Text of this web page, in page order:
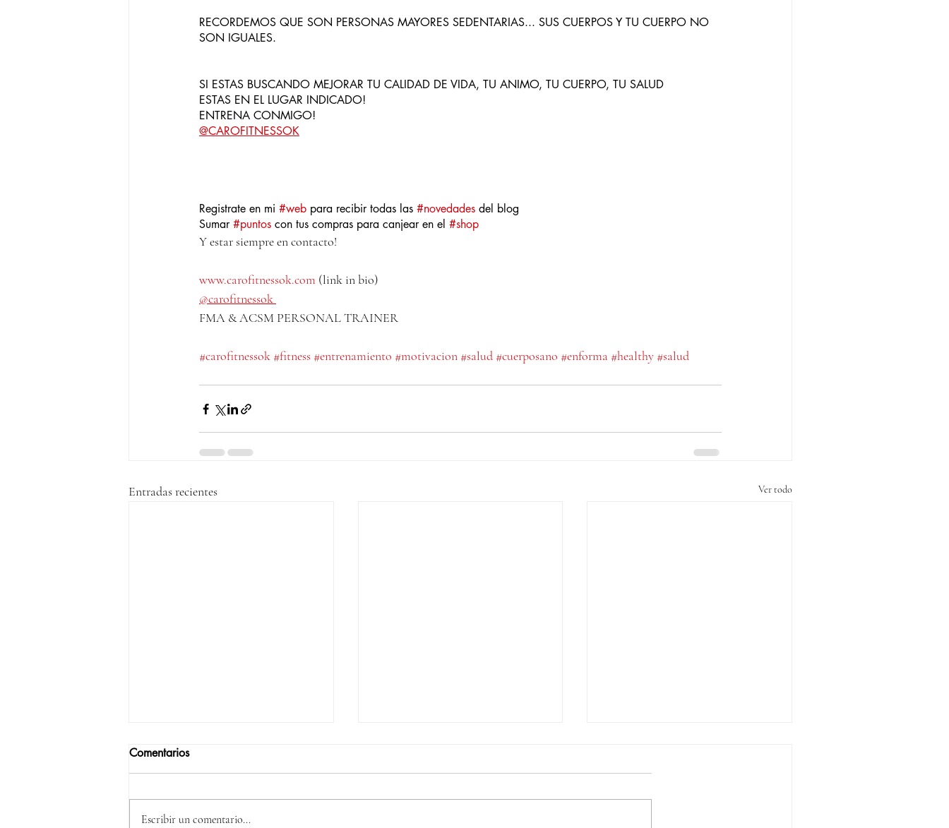
RECORDEMOS QUE SON PERSONAS MAYORES SEDENTARIAS... SUS CUERPOS Y TU CUERPO NO
SON IGUALES.
SI ESTAS BUSCANDO MEJORAR TU CALIDAD DE VIDA, TU ANIMO, TU CUERPO, TU SALUD
ESTAS EN EL LUGAR INDICADO!
ENTRENA CONMIGO!
@CAROFITNESSOK
Registrate en mi #web para recibir todas las #novedades del blog
Sumar #puntos con tus compras para canjear en el #shop
Y estar siempre en contacto!
www.carofitnessok.com (link in bio)
@carofitnessok
FMA & ACSM PERSONAL TRAINER
#carofitnessok #fitness #entrenamiento #motivacion #salud #cuerposano #enforma #healthy #salud
Entradas recientes Ver todo
Comentarios
Escribir un comentario...